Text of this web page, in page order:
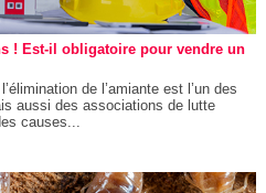
! Est-il obligatoire pour vendre un
de l’amiante est l’un des
aussi des associations de lutte
causes...